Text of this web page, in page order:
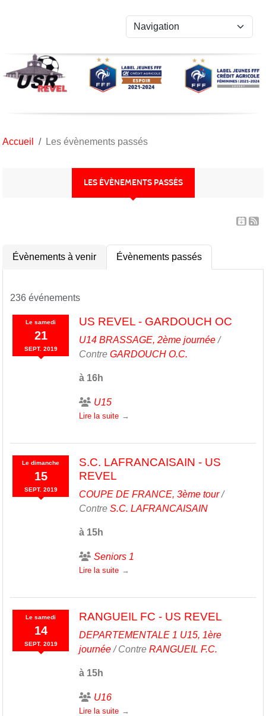
Accueil Les évènements passés
LES ÉVÈNEMENTS PASSÉS
Évènements à venir Évènements passés
236 événements
Lesamedi
21
SEPT. 2019
US REVEL - GARDOUCH OC
U14 BRASSAGE, 2ème journée/
Contre GARDOUCH O.C.
à 16h
U15
Lire la suite
Ledimanche
15
SEPT. 2019
S.C. LAFRANCAISAIN - US
REVEL
COUPE DE FRANCE, 3ème tour/
Contre S.C. LAFRANCAISAIN
à 15h
Seniors 1
Lire la suite
Lesamedi
14
SEPT. 2019
RANGUEIL FC - US REVEL
DEPARTEMENTALE 1 U15, 1ère
journée/ Contre RANGUEIL F.C.
à 15h
U16
Lire la suite